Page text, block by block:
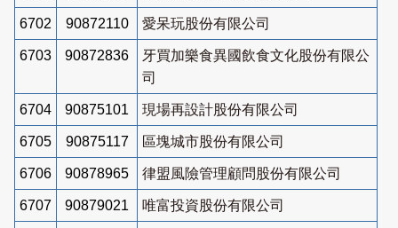
6702 90872110 愛呆玩股份有限公司
6703 90872836
牙買加樂食異國飲食文化股份有限公
司
6704 90875101 現場再設計股份有限公司
6705 90875117 區塊城市股份有限公司
6706 90878965 律盟風險管理顧問股份有限公司
6707 90879021 唯富投資股份有限公司